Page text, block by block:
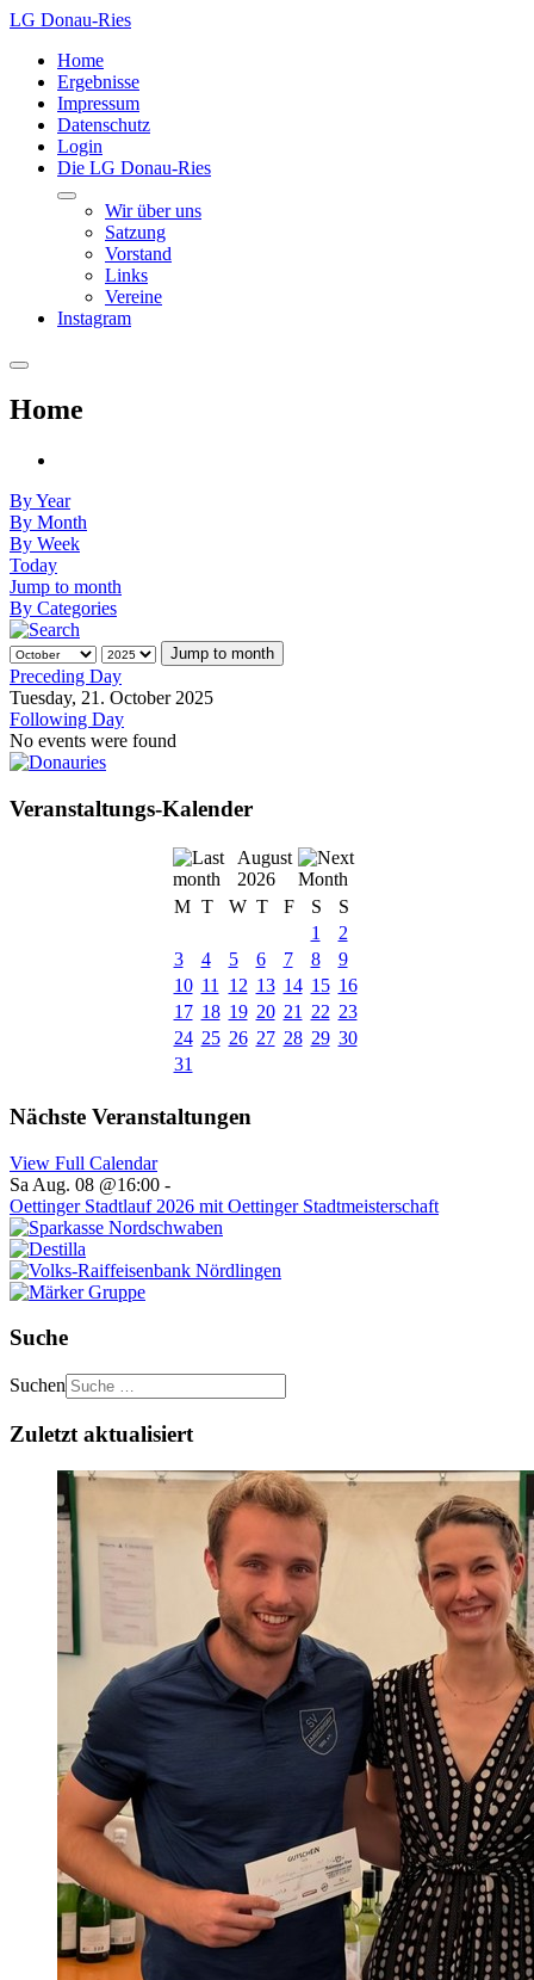
LG Donau-Ries
Home
Ergebnisse
Impressum
Datenschutz
Login
Die LG Donau-Ries
Wir über uns
Satzung
Vorstand
Links
Vereine
Instagram
Home
By Year
By Month
By Week
Today
Jump to month
By Categories
Jump to month
Preceding Day
Tuesday, 21. October 2025
Following Day
No events were found
Veranstaltungs-Kalender
August
2026
M T W T F S
S
1
2
3
4 5 6 7 8
9
10 11 12 13 14 15 16
17 18 19 20 21 22 23
24 25 26 27 28 29 30
31
Nächste Veranstaltungen
View Full Calendar
Sa Aug. 08 @16:00 -
Oettinger Stadtlauf 2026 mit Oettinger Stadtmeisterschaft
Suche
Suchen
Zuletzt aktualisiert